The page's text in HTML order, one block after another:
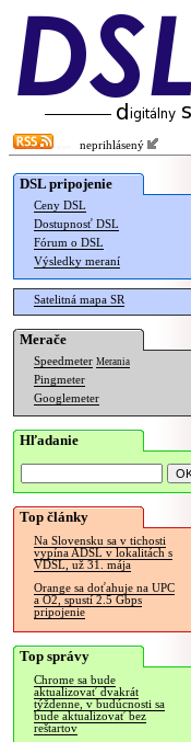
neprihlásený
DSL pripojenie
Ceny DSL
Dostupnosť DSL
Fórum o DSL
Výsledky meraní
Satelitná mapa SR
Merače
Speedmeter Merania
Pingmeter
Googlemeter
Hľadanie
Top články
Na Slovensku sa v tichosti
vypína ADSL v lokalitách s
VDSL, už 31. mája
Orange sa doťahuje na UPC
a O2, spustí 2.5 Gbps
pripojenie
Top správy
Chrome sa bude
aktualizovať dvakrát
týždenne, v budúcnosti sa
bude aktualizovať bez
reštartov